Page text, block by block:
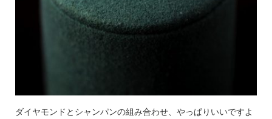
ダイヤモンドとシャンパンの組み合わせ、やっぱりいいですよ